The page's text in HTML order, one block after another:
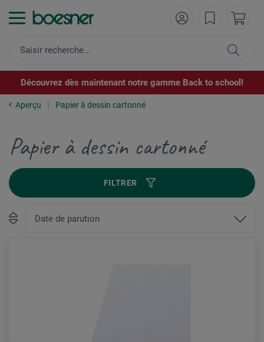
Découvrez dès maintenant notre gamme Back to school!
Aperçu Papier à dessin cartonné
Papier à dessin cartonné
FILTRER